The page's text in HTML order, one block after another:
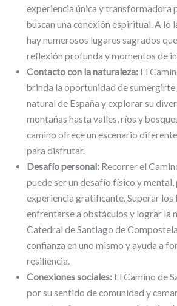
experiencia única y transformadora
buscan una conexión espiritual. A lo
hay numerosos lugares sagrados
reflexión profunda y momentos de
Contacto con la naturaleza:El
brinda la oportunidad de sumergirte
natural de España y explorar su
montañas hasta valles, ríos y
camino ofrece un escenario
para disfrutar.
Desafío personal:Recorrer el
puede ser un desafío físico y mental,
experiencia gratificante. Superar los
enfrentarse a obstáculos y lograr la
Catedral de Santiago de
confianza en uno mismo y ayuda a
resiliencia.
Conexiones sociales:El Camino de
por su sentido de comunidad y